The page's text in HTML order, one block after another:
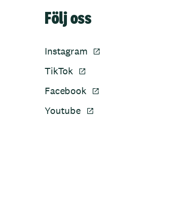
Följ oss
Instagram
TikTok
Facebook
Youtube